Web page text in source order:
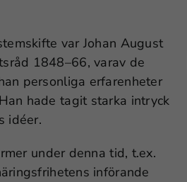
var Johan August
1848–66, varav de
personliga erfarenheter
hade tagit starka intryck
idéer.
under denna tid, t.ex.
införande